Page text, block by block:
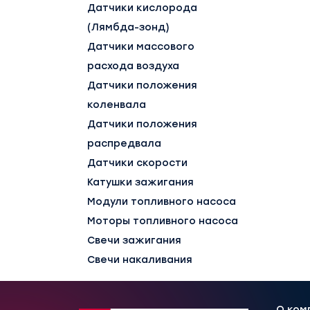
Датчики кислорода
(Лямбда-зонд)
Датчики массового
расхода воздуха
Датчики положения
коленвала
Датчики положения
распредвала
Датчики скорости
Катушки зажигания
Модули топливного насоса
Моторы топливного насоса
Свечи зажигания
Свечи накаливания